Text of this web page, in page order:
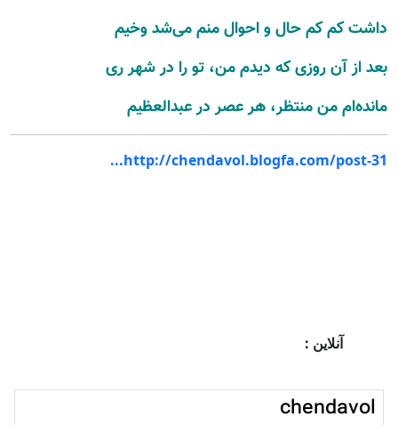
داشت کم کم حال و احوال منم می‌شد وخیم
بعد از آن روزی که دیدم من، تو را در شهر ری
مانده‌ام من منتظر، هر عصر در عبدالعظیم
آنلاین :
http://chendavol.blogfa.com/post-31...
chendavol